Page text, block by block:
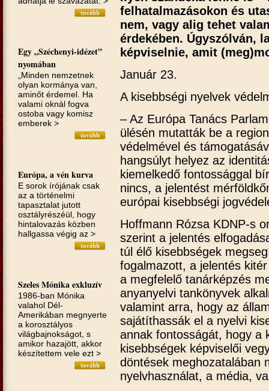
Egy „Széchenyi-idézet”
nyomában
„Minden nemzetnek
olyan kormánya van,
aminőt érdemel. Ha
valami oknál fogva
ostoba vagy komisz
emberek >
Európa, a vén kurva
E sorok írójának csak
az a törté­nelmi
tapasztalat jutott
osztályrészéül, hogy
hintalovazás közben
hallgassa végig az >
Szeles Mónika exkluzív
1986-ban Mónika
valahol Dél-
Amerikában megnyerte
a korosztályos
világbajnokságot, s
amikor hazajött, akkor
készítettem vele ezt >
felhatalmazásokon és
nem, vagy alig tehet
érdekében. Úgyszólván,
képviselnie, amit
Január 23.
A kisebbségi nyelvek
– Az Európa Tanács
ülésén mutatták be a
védelmével és
hangsúlyt helyez az
kiemelkedő fontossággal
nincs, a jelentést
európai kisebbségi
Hoffmann Rózsa KDNP-s
szerint a jelentés
túl élő kisebbségek
fogalmazott, a jelentés
a megfelelő tanárképzés
anyanyelvi tankönyvek
valamint arra, hogy az
sajátíthassák el a nyelvi
annak fontosságát, hogy a
kisebbségek képviselői
döntések meghozatalában
nyelvhasználat, a média,